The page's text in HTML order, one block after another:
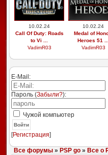
10.02.24
Call Of Duty: Roads
to Vi ...
VadimR03
10.02.24
Medal of
Heroes 51 ...
VadimR03
E-Mail:
Пароль (Забыли?):
Чужой компьютер
Войти
[Регистрация]
Все форумы» PSP go» Все о